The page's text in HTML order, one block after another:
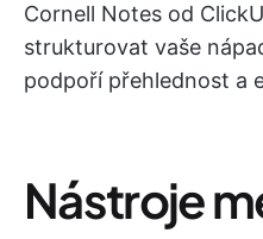
Cornell Notes od
strukturovat vaše
podpoří přehlednost a
Nástroje